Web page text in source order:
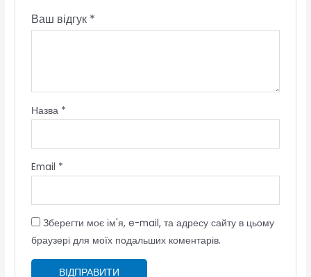
Ваш відгук *
Назва *
Email *
Зберегти моє ім'я, e-mail, та адресу сайту в цьому
браузері для моїх подальших коментарів.